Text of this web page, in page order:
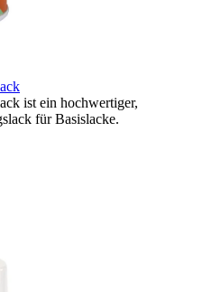
ist ein hochwertiger,
für Basislacke.